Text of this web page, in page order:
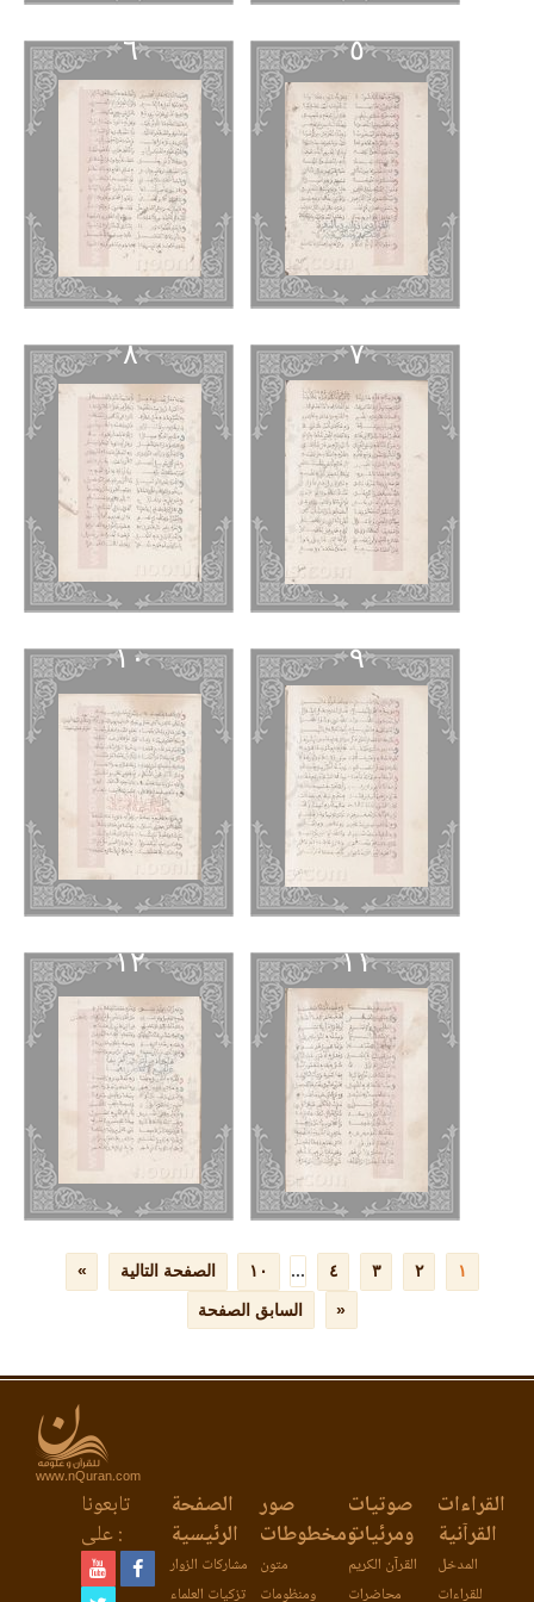
٥ ٦
٧ ٨
٩ ١٠
١١ ١٢
www.nQuran.com
القراءات
القرآنية
المدخل
للقراءات
صوتيات
ومرئيات
القرآن الكريم
محاضرات
صور
ومخطوطات
متون
ومنظومات
الصفحة
الرئيسية
مشاركات الزوار
تزكيات العلماء
تابعونا
على :